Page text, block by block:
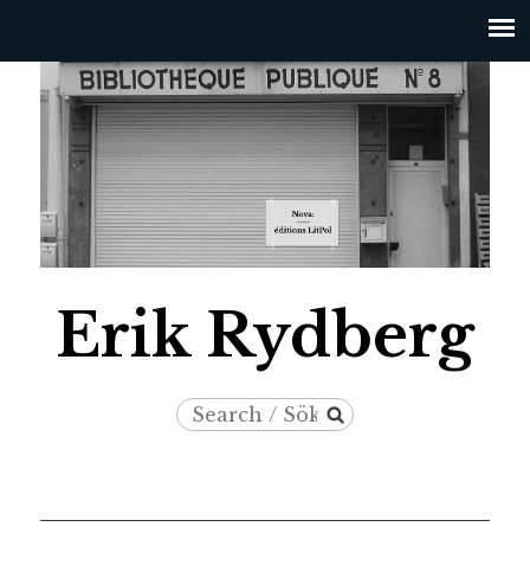
Erik Rydberg
SearchSearch